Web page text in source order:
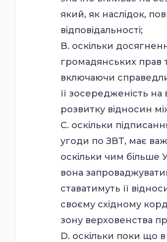
який, як наслідок,
відповідальності;
B. оскільки
громадянських прав
включаючи
її зосередженість
розвитку відносин
C. оскільки
угоди по ЗВТ, має
оскільки чим більше
вона
ставатимуть її
своєму східному
зону верховенства
D. оскільки поки що